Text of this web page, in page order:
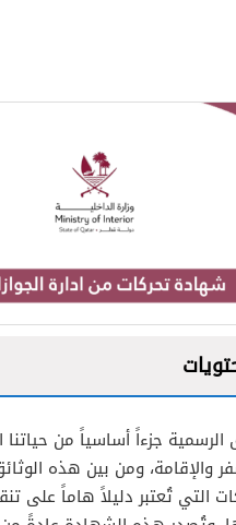
الرسمية جزءاً أساسياً من
والإقامة، ومن بين هذه
التي تُعتبر دليلاً هاماً على